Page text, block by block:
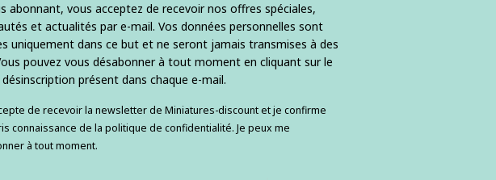
abonnant, vous acceptez de recevoir nos offres spéciales,
et actualités par e-mail. Vos données personnelles sont
uniquement dans ce but et ne seront jamais transmises à des
pouvez vous désabonner à tout moment en cliquant sur le
présent dans chaque e-mail.
de recevoir la newsletter de Miniatures-discount et je confirme
connaissance de la politique de confidentialité. Je peux me
à tout moment.